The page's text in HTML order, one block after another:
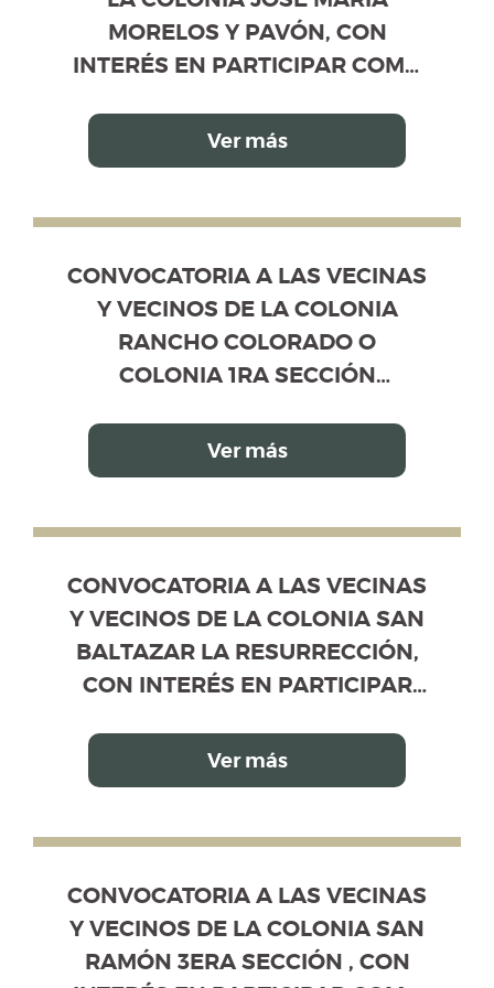
MORELOS Y PAVÓN, CON
INTERÉS EN PARTICIPAR COMO
CANDIDATOS PROPIETARIOS Y
SUPLENTES
Ver más
CONVOCATORIA A LAS VECINAS Y
, CON INTERÉS EN PARTICIPAR COMO
CONVOCATORIA A LAS VECINAS
Y VECINOS DE LA COLONIA
RANCHO COLORADO O
COLONIA 1RA SECCIÓN
INTERÉS EN PARTICIPAR COMO
VOTANTES Y/O COMO
SUPLENTES, EN EL PROCESO DE
ELECCIÓN DE LA MESA
DIRECTIVA DE VECINOS
Ver más
CONVOCATORIA A LAS VECINAS Y
, CON INTERÉS EN PARTICIPAR COMO
CONVOCATORIA A LAS VECINAS
Y VECINOS DE LA COLONIA SAN
BALTAZAR LA RESURRECCIÓN,
CON INTERÉS EN PARTICIPAR
CANDIDATOS PROPIETARIOS Y
SUPLENTES, EN EL PROCESO DE
DIRECTIVA DE VECINOS
Ver más
CONVOCATORIA A LAS VECINAS Y
, CON INTERÉS EN PARTICIPAR COMO
CONVOCATORIA A LAS VECINAS
Y VECINOS DE LA COLONIA SAN
RAMÓN 3ERA SECCIÓN , CON